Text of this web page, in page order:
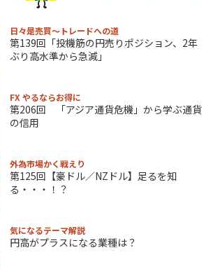
日々是売買～トレードへの道
第139回「投機筋の円売りポジション、2年
ぶり高水準から急減」
FX やるならお得に
第206回 「アジア通貨危機」から学ぶ通貨
の信用
外為市場かく戦えり
第125回【豪ドル／NZドル】足るを知
る・・・！？
気になるテーマ解説
円高がプラスになる業種は？